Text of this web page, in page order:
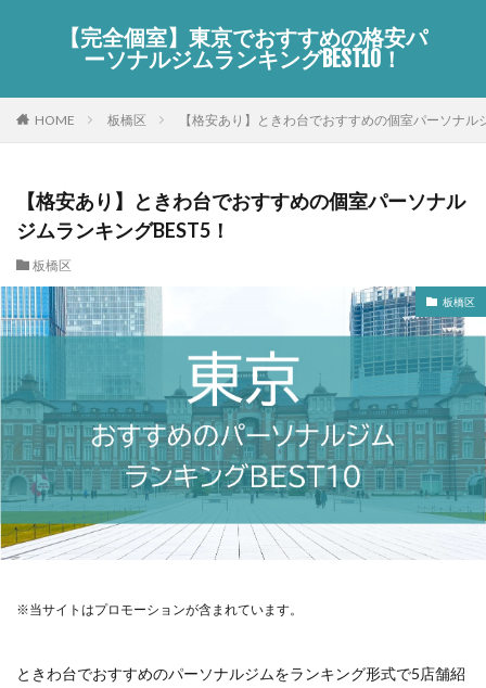
【完全個室】東京でおすすめの格安パ
ーソナルジムランキングBEST10！
HOME 板橋区 【格安あり】ときわ台でおすすめの個室パーソナル
【格安あり】ときわ台でおすすめの個室パーソナル
ジムランキングBEST5！
板橋区
板橋区
※当サイトはプロモーションが含まれています。
ときわ台でおすすめのパーソナルジムをランキング形式で5店舗紹